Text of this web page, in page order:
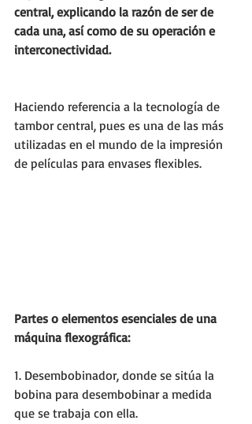
central, explicando la razón de ser de
cada una, así como de su operación e
interconectividad.
Haciendo referencia a la tecnología de
tambor central, pues es una de las más
utilizadas en el mundo de la impresión
de películas para envases flexibles.
Partes o elementos esenciales de una
máquina flexográfica:
1. Desembobinador, donde se sitúa la
bobina para desembobinar a medida
que se trabaja con ella.